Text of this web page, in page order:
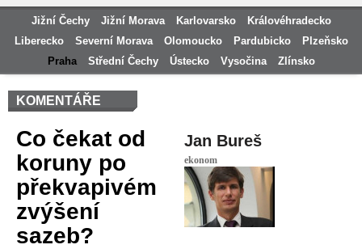
Jižní Čechy Jižní Morava Karlovarsko
Královéhradecko
Liberecko
Severní Morava Olomoucko Pardubicko
Plzeňsko
Praha
Střední Čechy Ústecko Vysočina Zlínsko
KOMENTÁŘE
Jan Bureš
ekonom
Co čekat od
koruny po
překvapivém
zvýšení
sazeb?